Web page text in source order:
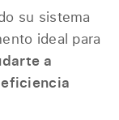
su sistema
ideal para
a